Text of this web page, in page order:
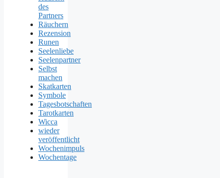
des
Partners
Räuchern
Rezension
Runen
Seelenliebe
Seelenpartner
Selbst
machen
Skatkarten
Symbole
Tagesbotschaften
Tarotkarten
Wicca
wieder
veröffentlicht
Wochenimpuls
Wochentage